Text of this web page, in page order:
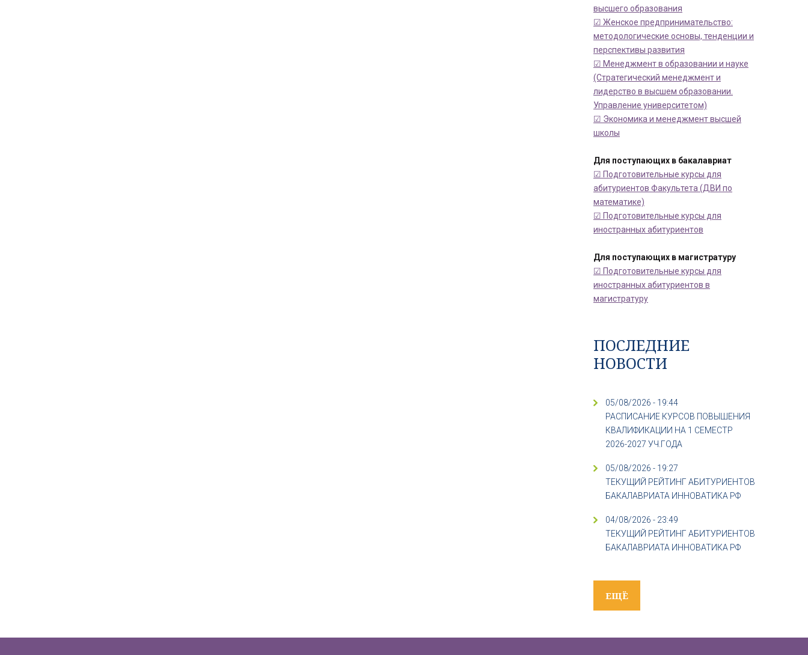
высшего образования
☑ Женское предпринимательство:
методологические основы, тенденции и
перспективы развития
☑ Менеджмент в образовании и науке
(Стратегический менеджмент и
лидерство в высшем образовании.
Управление университетом)
☑ Экономика и менеджмент высшей
школы
Для поступающих в бакалавриат
☑ Подготовительные курсы для
абитуриентов Факультета (ДВИ по
математике)
☑ Подготовительные курсы для
иностранных абитуриентов
Для поступающих в магистратуру
☑ Подготовительные курсы для
иностранных абитуриентов в
магистратуру
ПОСЛЕДНИЕ
НОВОСТИ
05/08/2026 - 19:44
РАСПИСАНИЕ КУРСОВ ПОВЫШЕНИЯ
КВАЛИФИКАЦИИ НА 1 СЕМЕСТР
2026-2027 УЧ.ГОДА
05/08/2026 - 19:27
ТЕКУЩИЙ РЕЙТИНГ АБИТУРИЕНТОВ
БАКАЛАВРИАТА ИННОВАТИКА РФ
04/08/2026 - 23:49
ТЕКУЩИЙ РЕЙТИНГ АБИТУРИЕНТОВ
БАКАЛАВРИАТА ИННОВАТИКА РФ
ЕЩЁ